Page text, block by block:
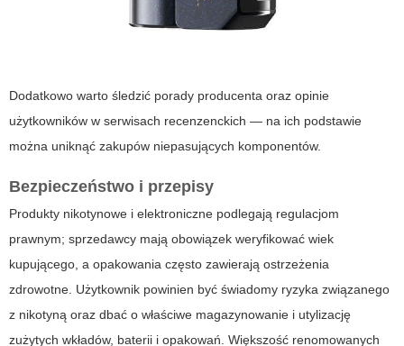
Dodatkowo warto śledzić porady producenta oraz opinie
użytkowników w serwisach recenzenckich — na ich podstawie
można uniknąć zakupów niepasujących komponentów.
Bezpieczeństwo i przepisy
Produkty nikotynowe i elektroniczne podlegają regulacjom
prawnym; sprzedawcy mają obowiązek weryfikować wiek
kupującego, a opakowania często zawierają ostrzeżenia
zdrowotne. Użytkownik powinien być świadomy ryzyka związanego
z nikotyną oraz dbać o właściwe magazynowanie i utylizację
zużytych wkładów, baterii i opakowań. Większość renomowanych